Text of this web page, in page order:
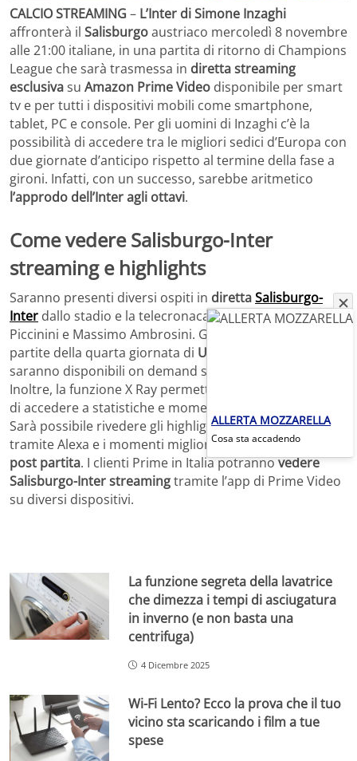
CALCIO STREAMING – L’Inter di Simone Inzaghi
affronterà il Salisburgoaustriaco mercoledì 8 novembre
alle 21:00 italiane, in una partita di ritorno di Champions
League che sarà trasmessa in diretta streaming
esclusivasu Amazon Prime Video disponibile per smart
tv e per tutti i dispositivi mobili come smartphone,
tablet, PC e console. Per gli uomini di Inzaghi c’è la
possibilità di accedere tra le migliori sedici d’Europa con
due giornate d’anticipo rispetto al termine della fase a
gironi. Infatti, con un successo, sarebbe aritmetico
l’approdo dell’Inter agli ottavi.
Come vedere Salisburgo-Inter
streaming e highlights
Saranno presenti diversi ospiti in direttaSalisburgo-
Inter dallo stadio e la telecronaca sarà curata da Sandro
Piccinini e Massimo Ambrosini. Gli highlights di tutte le
partite della quarta giornata di UEFA Champions League
saranno disponibili on demand su
Inoltre, la funzione X Ray permetterà agli appassionati
di accedere a statistiche e momenti chiave del match.
Sarà possibile rivedere gli highlights delle partite anche
tramite Alexa e i momenti migliori saranno disponibili
post partita. I clienti Prime in Italia potrannovedere
Salisburgo-Inter streamingtramite l’app di Prime Video
su diversi dispositivi.
La funzione segreta della lavatrice
che dimezza i tempi di asciugatura
in inverno (e non basta una
centrifuga)
4 Dicembre 2025
Wi-Fi Lento? Ecco la prova che il tuo
vicino sta scaricando i film a tue
spese
ALLERTA MOZZARELLA
Cosa sta accadendo